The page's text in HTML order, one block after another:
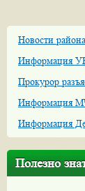
Новости района
Информация
Прокурор
Информация
Информация
Полезно